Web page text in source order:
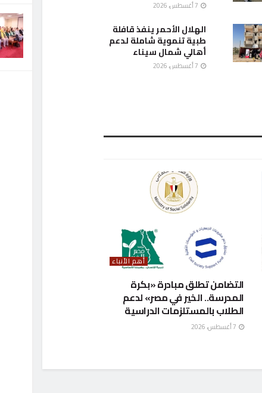
الهلال الأحمر ينفذ قافلة
طبية تنموية شاملة لدعم
أهالي شمال سيناء
أهم الأنباء
التضامن تطلق مبادرة «بكرة
المدرسة.. الخير في مصر» لدعم
الطلاب بالمستلزمات الدراسية